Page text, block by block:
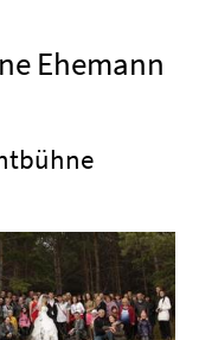
Ehemann